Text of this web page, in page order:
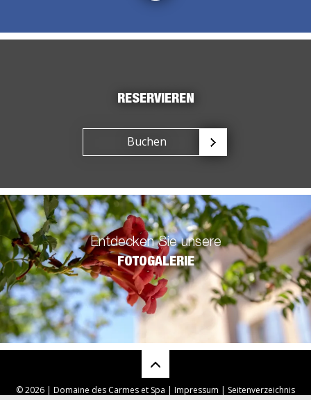
RESERVIEREN
Buchen
Entdecken Sie unsere
FOTOGALERIE
© 2026 | Domaine des Carmes et Spa | Impressum | Seitenverzeichnis